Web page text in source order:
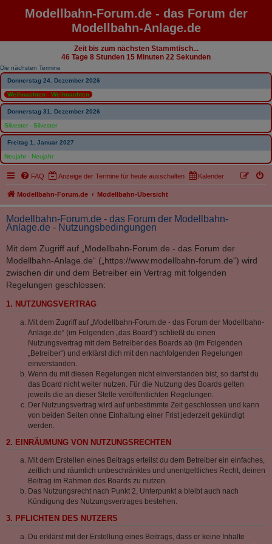
Modellbahn-Forum.de - das Forum der
Modellbahn-Anlage.de
Zeit bis zum nächsten Stammtisch...
46 Tage 8 Stunden 15 Minuten 21 Sekunden
Die nächsten Termine
Donnerstag 24. Dezember 2026
Weihnachten - Weihnachten
Donnerstag 31. Dezember 2026
Silvester - Silvester
Freitag 1. Januar 2027
Neujahr - Neujahr
FAQ Anzeige der Termine für heute ausschalten Kalender
Modellbahn-Forum.de Modellbahn-Übersicht
Modellbahn-Forum.de - das Forum der Modellbahn-
Anlage.de - Nutzungsbedingungen
Mit dem Zugriff auf „Modellbahn-Forum.de - das Forum der
Modellbahn-Anlage.de“ („https://www.modellbahn-forum.de“) wird
zwischen dir und dem Betreiber ein Vertrag mit folgenden
Regelungen geschlossen:
1. NUTZUNGSVERTRAG
Mit dem Zugriff auf „Modellbahn-Forum.de - das Forum der Modellbahn-
Anlage.de“ (im Folgenden „das Board“) schließt du einen
Nutzungsvertrag mit dem Betreiber des Boards ab (im Folgenden
„Betreiber“) und erklärst dich mit den nachfolgenden Regelungen
einverstanden.
Wenn du mit diesen Regelungen nicht einverstanden bist, so darfst du
das Board nicht weiter nutzen. Für die Nutzung des Boards gelten
jeweils die an dieser Stelle veröffentlichten Regelungen.
Der Nutzungsvertrag wird auf unbestimmte Zeit geschlossen und kann
von beiden Seiten ohne Einhaltung einer Frist jederzeit gekündigt
werden.
2. EINRÄUMUNG VON NUTZUNGSRECHTEN
Mit dem Erstellen eines Beitrags erteilst du dem Betreiber ein einfaches,
zeitlich und räumlich unbeschränktes und unentgeltliches Recht, deinen
Beitrag im Rahmen des Boards zu nutzen.
Das Nutzungsrecht nach Punkt 2, Unterpunkt a bleibt auch nach
Kündigung des Nutzungsvertrages bestehen.
3. PFLICHTEN DES NUTZERS
Du erklärst mit der Erstellung eines Beitrags, dass er keine Inhalte